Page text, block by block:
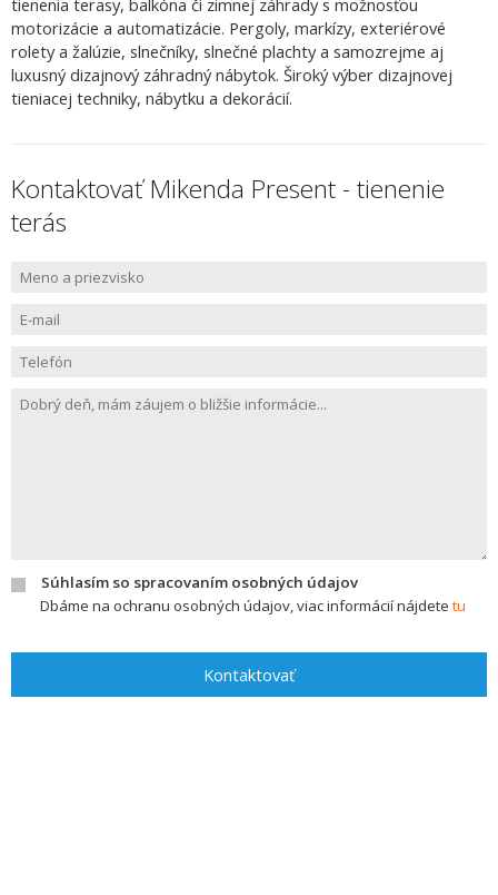
tienenia terasy, balkóna či zimnej záhrady s možnosťou
motorizácie a automatizácie. Pergoly, markízy, exteriérové
rolety a žalúzie, slnečníky, slnečné plachty a samozrejme aj
luxusný dizajnový záhradný nábytok. Široký výber dizajnovej
tieniacej techniky, nábytku a dekorácií.
Kontaktovať Mikenda Present - tienenie
terás
Súhlasím so spracovaním osobných údajov
Dbáme na ochranu osobných údajov, viac informácií nájdete tu
Kontaktovať